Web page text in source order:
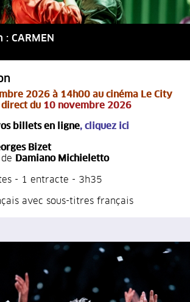
: CARMEN
2026 à 14h00 au cinéma Le City
direct du 10 novembre 2026
billets en ligne, cliquez ici
Bizet
Damiano Michieletto
- 1 entracte - 3h35
avec sous-titres français